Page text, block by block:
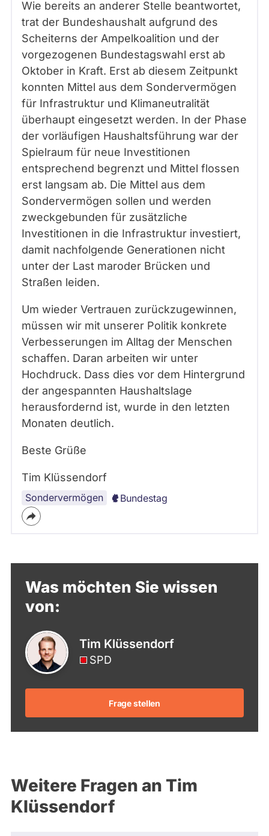
Wie bereits an anderer Stelle beantwortet,
trat der Bundeshaushalt aufgrund des
Scheiterns der Ampelkoalition und der
vorgezogenen Bundestagswahl erst ab
Oktober in Kraft. Erst ab diesem Zeitpunkt
konnten Mittel aus dem Sondervermögen
für Infrastruktur und Klimaneutralität
überhaupt eingesetzt werden. In der Phase
der vorläufigen Haushaltsführung war der
Spielraum für neue Investitionen
entsprechend begrenzt und Mittel flossen
erst langsam ab. Die Mittel aus dem
Sondervermögen sollen und werden
zweckgebunden für zusätzliche
Investitionen in die Infrastruktur investiert,
damit nachfolgende Generationen nicht
unter der Last maroder Brücken und
Straßen leiden.
Um wieder Vertrauen zurückzugewinnen,
müssen wir mit unserer Politik konkrete
Verbesserungen im Alltag der Menschen
schaffen. Daran arbeiten wir unter
Hochdruck. Dass dies vor dem Hintergrund
der angespannten Haushaltslage
herausfordernd ist, wurde in den letzten
Monaten deutlich.
Beste Grüße
Tim Klüssendorf
Sondervermögen Bundestag
Was möchten Sie wissen
von:
Tim Klüssendorf
SPD
Frage stellen
Weitere Fragen an Tim
Klüssendorf